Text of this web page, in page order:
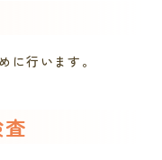
に行います。